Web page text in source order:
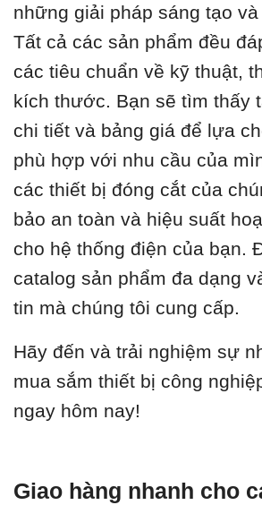
những giải pháp sáng tạo
Tất cả các sản phẩm đều
các tiêu chuẩn về kỹ thuật,
kích thước. Bạn sẽ tìm thấy
chi tiết và bảng giá để lựa
phù hợp với nhu cầu của
các thiết bị đóng cắt của
bảo an toàn và hiệu suất
cho hệ thống điện của bạn.
catalog sản phẩm đa dạng
tin mà chúng tôi cung cấp.
Hãy đến và trải nghiệm sự
mua sắm thiết bị công
ngay hôm nay!
Giao hàng nhanh cho